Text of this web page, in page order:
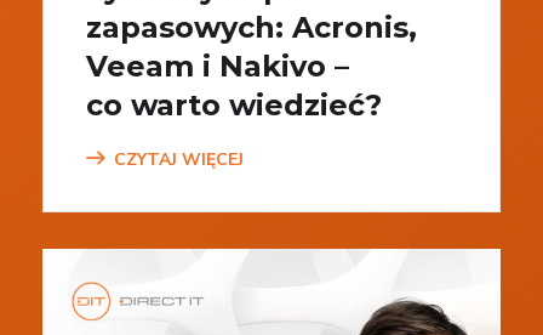
zapasowych: Acronis,
Veeam i Nakivo –
co warto wiedzieć?
CZYTAJ WIĘCEJ